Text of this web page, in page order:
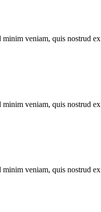
minim veniam, quis nostrud ex
minim veniam, quis nostrud ex
minim veniam, quis nostrud ex